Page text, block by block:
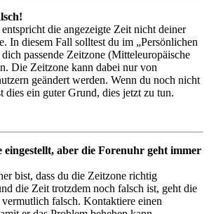
die angezeigte Zeit nicht deiner
In diesem Fall solltest du im „Persönlichen
passende Zeitzone (Mitteleuropäische
Die Zeitzone kann dabei nur von
geändert werden. Wenn du noch nicht
dies ein guter Grund, dies jetzt zu tun.
eingestellt, aber die Forenuhr geht immer
bist, dass du die Zeitzone richtig
die Zeit trotzdem noch falsch ist, geht die
falsch. Kontaktiere einen